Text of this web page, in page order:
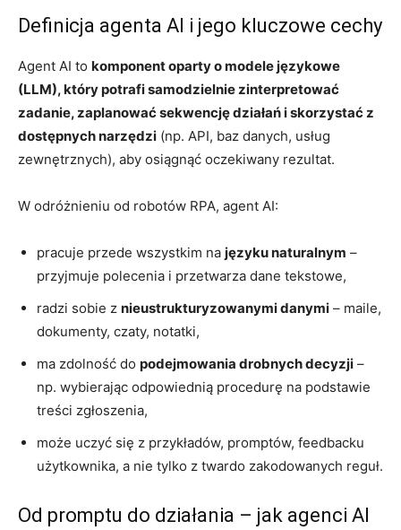
Definicja agenta AI i jego kluczowe cechy
Agent AI to komponent oparty o modele językowe
(LLM), który potrafi samodzielnie zinterpretować
zadanie, zaplanować sekwencję działań i skorzystać z
dostępnych narzędzi (np. API, baz danych, usług
zewnętrznych), aby osiągnąć oczekiwany rezultat.
W odróżnieniu od robotów RPA, agent AI:
pracuje przede wszystkim na języku naturalnym –
przyjmuje polecenia i przetwarza dane tekstowe,
radzi sobie z nieustrukturyzowanymi danymi – maile,
dokumenty, czaty, notatki,
ma zdolność do podejmowania drobnych decyzji –
np. wybierając odpowiednią procedurę na podstawie
treści zgłoszenia,
może uczyć się z przykładów, promptów, feedbacku
użytkownika, a nie tylko z twardo zakodowanych reguł.
Od promptu do działania – jak agenci AI